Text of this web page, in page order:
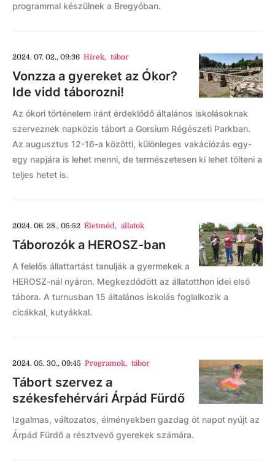
programmal készülnek a Bregyóban.
2024. 07. 02., 09:36 Hírek, tábor
Vonzza a gyereket az Ókor?
Ide vidd táborozni!
Az ókori történelem iránt érdeklődő általános iskolásoknak
szerveznek napközis tábort a Gorsium Régészeti Parkban.
Az augusztus 12-16-a közötti, különleges vakációzás egy-
egy napjára is lehet menni, de természetesen ki lehet tölteni a
teljes hetet is.
2024. 06. 28., 05:52 Életmód, állatok
Táborozók a HEROSZ-ban
A felelős állattartást tanulják a gyermekek a
HEROSZ-nál nyáron. Megkezdődött az állatotthon idei első
tábora. A turnusban 15 általános iskolás foglalkozik a
cicákkal, kutyákkal.
2024. 05. 30., 09:45 Programok, tábor
Tábort szervez a
székesfehérvári Árpád Fürdő
Izgalmas, változatos, élményekben gazdag öt napot nyújt az
Árpád Fürdő a résztvevő gyerekek számára.